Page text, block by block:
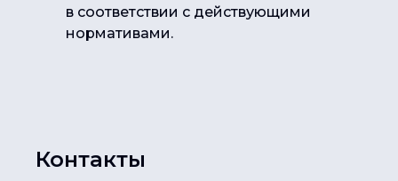
в соответствии с действующими
нормативами.
Контакты